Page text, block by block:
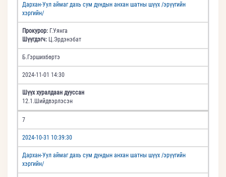
Дархан-Уул аймаг дахь сум дундын анхан шатны шүүх /эрүүгийн
хэргийн/
Прокурор: Г.Уянга
Шүүгдэгч: Ц.Эрдэнэбат
Б.Гэршихбөртэ
2024-11-01 14:30
Шүүх хуралдаан дууссан
12.1.Шийдвэрлэсэн
7
2024-10-31 10:39:30
Дархан-Уул аймаг дахь сум дундын анхан шатны шүүх /эрүүгийн
хэргийн/